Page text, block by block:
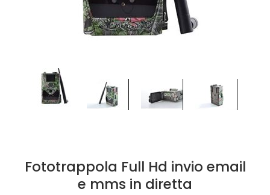
Fototrappola Full Hd invio email
e mms in diretta